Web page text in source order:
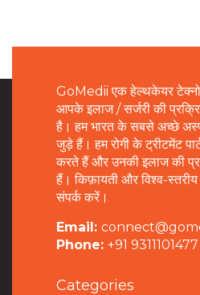
GoMedii एक हेल्थकेयर
आपके इलाज / सर्जरी की
है। हम भारत के सबसे अच्छे
जुड़े हैं। हम रोगी के ट्रीटमेंट
करते हैं और उनकी इलाज की
हैं। किफ़ायती और विश्व-
संपर्क करें।
Email:
Phone: +91 9311101477
Categories